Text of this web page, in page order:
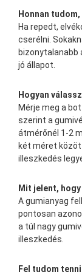
Honnan
Ha repedt,
cserélni.
bizonytalanabb
jó állapot.
Hogyan
Mérje meg a
szerint a
átmérőnél 1-2
két méret
illeszkedés
Mit jelent,
A gumianyag
pontosan
a túl nagy
illeszkedés.
Fel tudom